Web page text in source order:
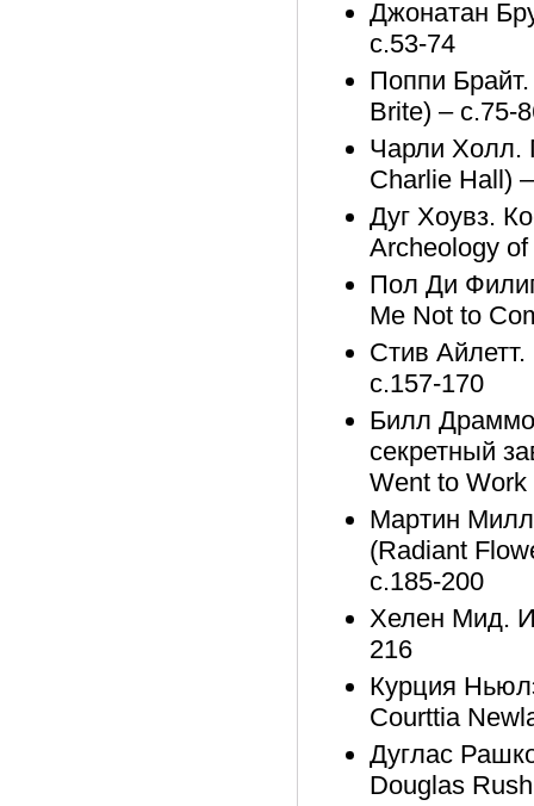
Джонатан
с.53-74
Поппи
Brite) – с.75-
Чарли Холл.
Charlie Hall)
Дуг Хоувз.
Archeology
Пол Ди
Me Not to
Стив
с.157-170
Билл
секретный
Went to
Мартин
(Radiant
с.185-200
Хелен Мид.
216
Курция
Courttia
Дуглас
Douglas